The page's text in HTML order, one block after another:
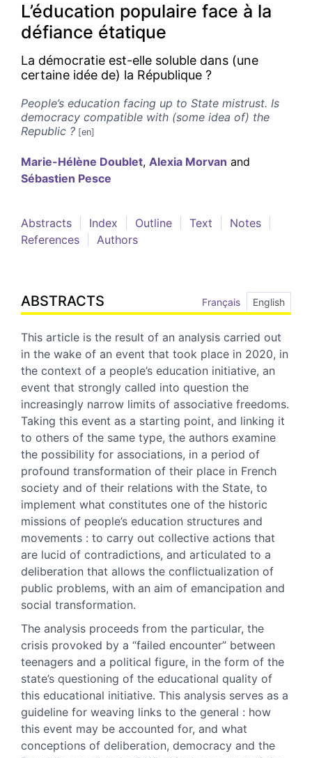
L’éducation populaire face à la
défiance étatique
La démocratie est-elle soluble dans (une
certaine idée de) la République ?
People’s education facing up to State mistrust. Is
democracy compatible with (some idea of) the
Republic ?
Marie-Hélène Doublet, Alexia Morvan and
Sébastien Pesce
Abstracts Index Outline Text
Notes
References
Authors
ABSTRACTS Français English
This article is the result of an analysis carried out
in the wake of an event that took place in 2020, in
the context of a people’s education initiative, an
event that strongly called into question the
increasingly narrow limits of associative freedoms.
Taking this event as a starting point, and linking it
to others of the same type, the authors examine
the possibility for associations, in a period of
profound transformation of their place in French
society and of their relations with the State, to
implement what constitutes one of the historic
missions of people’s education structures and
movements : to carry out collective actions that
are lucid of contradictions, and articulated to a
deliberation that allows the conflictualization of
public problems, with an aim of emancipation and
social transformation.
The analysis proceeds from the particular, the
crisis provoked by a “failed encounter” between
teenagers and a political figure, in the form of the
state’s questioning of the educational quality of
this educational initiative. This analysis serves as a
guideline for weaving links to the general : how
this event may be accounted for, and what
conceptions of deliberation, democracy and the